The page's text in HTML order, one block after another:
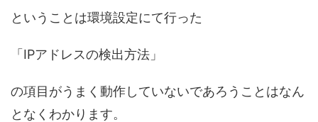
ということは環境設定にて行った
「IPアドレスの検出方法」
の項目がうまく動作していないであろうことはなん
となくわかります。